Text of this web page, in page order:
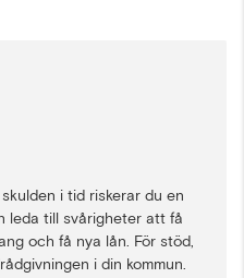
i tid riskerar du en
leda till svårigheter att få
och få nya lån. För stöd,
i din kommun.